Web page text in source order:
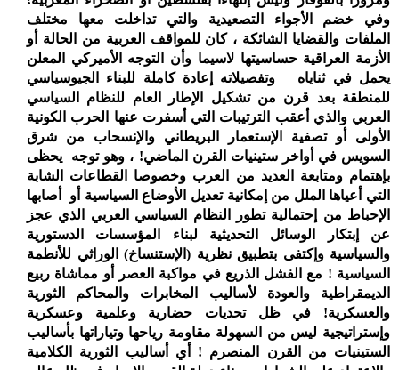
وفي خضم الأجواء التصعيدية والتي تداخلت معها مختلف
الملفات والقضايا الشائكة ، كان للمواقف العربية من الحالة أو
الأزمة العراقية حساسيتها لاسيما وأن التوجه الأميركي المعلن
يحمل في ثناياه
وتفصيلاته إعادة كاملة للبناء الجيوسياسي
للمنطقة بعد قرن من تشكيل الإطار العام للنظام السياسي
العربي والذي أعقب الترتيبات التي أسفرت عنها الحرب الكونية
الأولى أو تصفية الإستعمار البريطاني والإنسحاب من شرق
السويس في أواخر ستينيات القرن الماضي! ، وهو توجه
يحظى
بإهتمام ومتابعة العديد من العرب وخصوصا القطاعات الشابة
التي أعياها الملل من إمكانية تعديل الأوضاع السياسية أو
أصابها
الإحباط من إحتمالية تطور النظام السياسي العربي الذي عجز
عن إبتكار الوسائل التحديثية لبناء المؤسسات الدستورية
والسياسية وإكتفى بتطبيق نظرية (الإستنساخ) الوراثي للأنطمة
السياسية ! مع الفشل الذريع في مواكبة العصر أو مماشاة ربيع
الديمقراطية والعودة لأساليب المخابرات والمحاكم الثورية
والعسكرية! في ظل تحديات حضارية وعلمية وعسكرية
وإستراتيجية ليس من السهولة مقاومة رياحها وتياراتها بأساليب
الستينيات من القرن المنصرم ! أي أساليب الثورية الكلامية